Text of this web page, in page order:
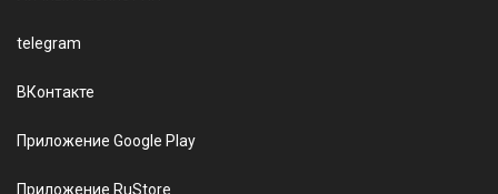
telegram
ВКонтакте
Приложение Google Play
Приложение RuStore